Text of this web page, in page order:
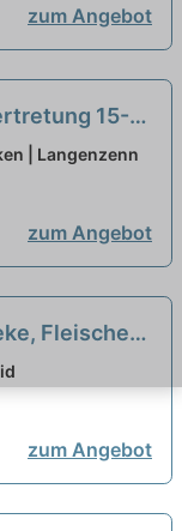
zum Angebot
15-
(m/w/d) neu
| Langenzenn
zum Angebot
Fleischer/
zum Angebot